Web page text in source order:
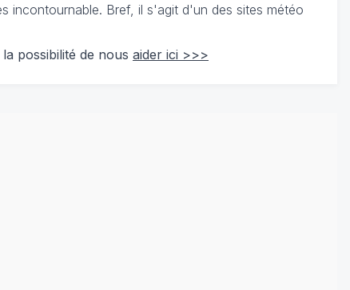
incontournable. Bref, il s'agit d'un des sites météo
possibilité de nous aider ici >>>